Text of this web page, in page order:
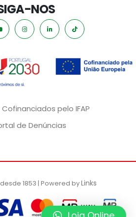
NOS
pelo IFAP
de Denúncias
1853 | Powered byLinks